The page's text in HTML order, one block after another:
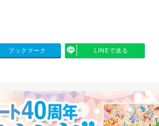
ブックマーク LINEで送る